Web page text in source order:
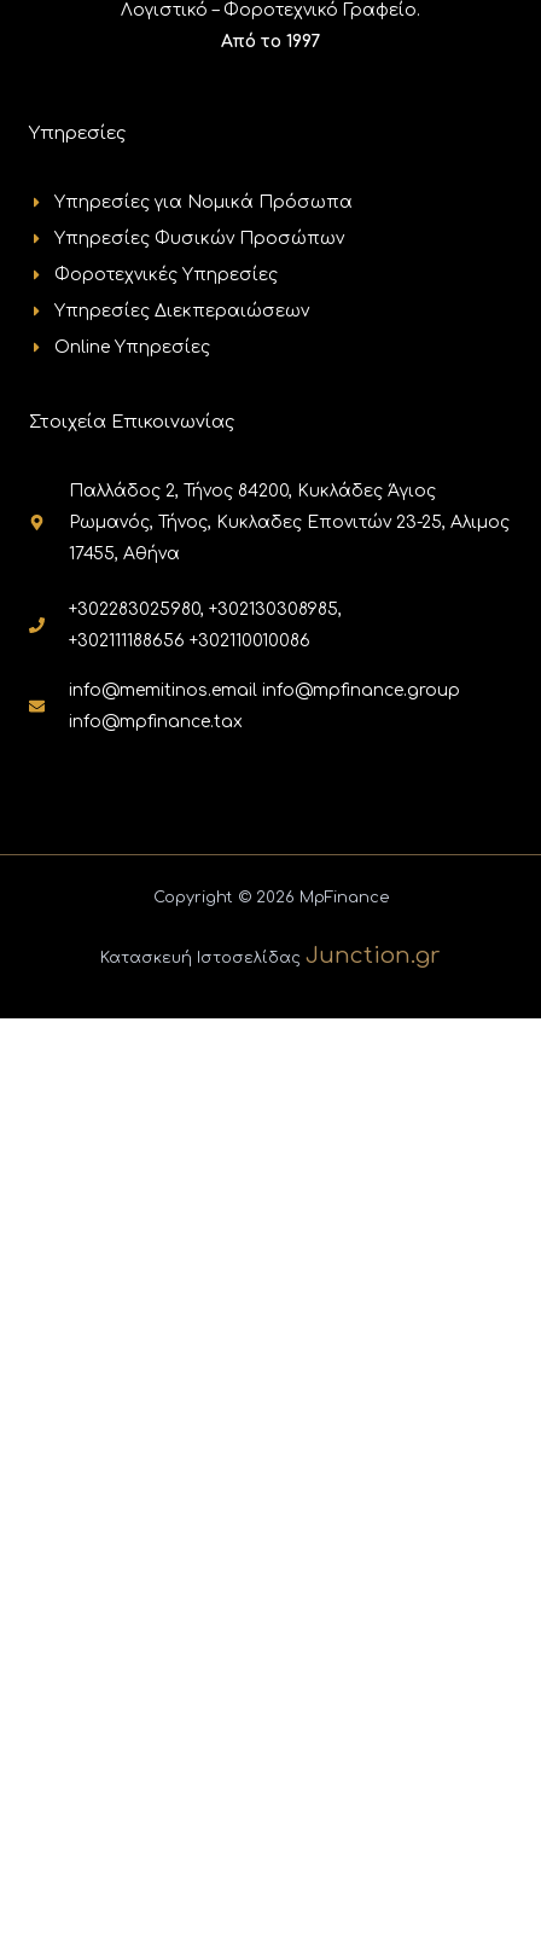
Λογιστικό – Φοροτεχνικό Γραφείο.
Από το 1997
Υπηρεσίες
Υπηρεσίες για Νομικά Πρόσωπα
Υπηρεσίες Φυσικών Προσώπων
Φοροτεχνικές Υπηρεσίες
Υπηρεσίες Διεκπεραιώσεων
Online Υπηρεσίες
Στοιχεία Επικοινωνίας
Παλλάδος 2, Τήνος 84200, Κυκλάδες Άγιος
Ρωμανός, Τήνος, Κυκλαδες Επονιτών 23-25, Αλιμος
17455, Αθήνα
+302283025980, +302130308985,
+302111188656 +302110010086
info@memitinos.email info@mpfinance.group
info@mpfinance.tax
Copyright © 2026 MpFinance
Κατασκευή Ιστοσελίδας Junction.gr